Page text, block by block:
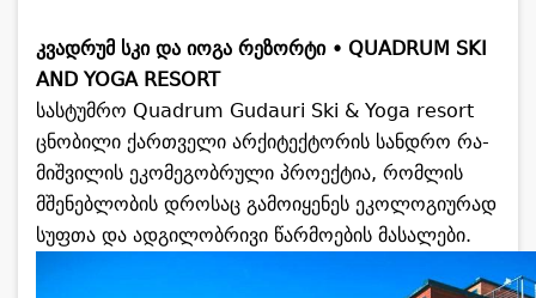
კვად­რუმ სკი და იოგა რე­ზორ­ტი • QUADRUM SKI
AND YOGA RESORT
სას­ტუმ­რო Quadrum Gudauri Ski & Yoga resort
ცნო­ბი­ლი ქარ­თვე­ლი არ­ქი­ტექ­ტო­რის სან­დრო რა­
მიშ­ვი­ლის ეკო­მე­გობ­რუ­ლი პრო­ექ­ტია, რომ­ლის
მშე­ნებ­ლო­ბის დრო­საც გა­მო­ი­ყე­ნეს ეკო­ლო­გი­უ­რად
სუფ­თა და ად­გი­ლობ­რი­ვი წარ­მო­ე­ბის მა­სა­ლე­ბი.